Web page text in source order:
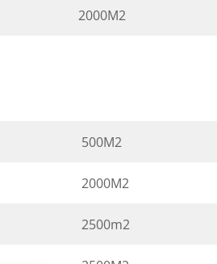
2000M2
500M2
2000M2
2500m2